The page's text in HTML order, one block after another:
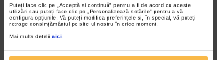
Puteți face clic pe „Acceptă si continuă” pentru a fi de acord cu aceste
utilizări sau puteți face clic pe „Personalizează setările” pentru a vă
configura opțiunile. Vă puteți modifica preferințele și, în special, vă puteți
retrage consimțământul pe site-ul nostru în orice moment.
Mai multe detalii aici.